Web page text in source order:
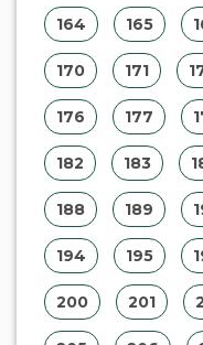
164 165
170 171
176 177
182 183
188 189
194 195
200 201